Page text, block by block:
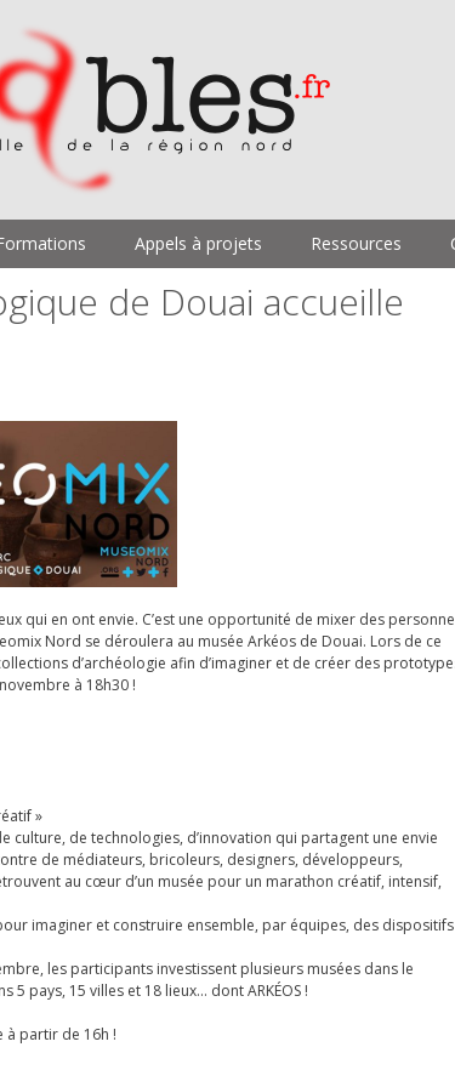
Appels à projets Ressources
de Douai accueille
qui en ont envie. C’est une opportunité de mixer des
Nord se déroulera au musée Arkéos de Douai. Lors de ce
d’archéologie afin d’imaginer et de créer des
à 18h30 !
»
culture, de technologies, d’innovation qui partagent une envie
de médiateurs, bricoleurs, designers, développeurs,
au cœur d’un musée pour un marathon créatif, intensif,
imaginer et construire ensemble, par équipes, des dispositifs
les participants investissent plusieurs musées dans le
5 pays, 15 villes et 18 lieux… dont ARKÉOS !
à partir de 16h !